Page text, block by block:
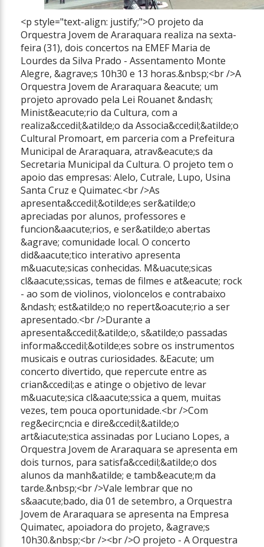
<p style="text-align: justify;">O projeto da
Orquestra Jovem de Araraquara realiza na sexta-
feira (31), dois concertos na EMEF Maria de
Lourdes da Silva Prado - Assentamento Monte
Alegre, &agrave;s 10h30 e 13 horas.&nbsp;<br />A
Orquestra Jovem de Araraquara &eacute; um
projeto aprovado pela Lei Rouanet &ndash;
Minist&eacute;rio da Cultura, com a
realiza&ccedil;&atilde;o da Associa&ccedil;&atilde;o
Cultural Promoart, em parceria com a Prefeitura
Municipal de Araraquara, atrav&eacute;s da
Secretaria Municipal da Cultura. O projeto tem o
apoio das empresas: Alelo, Cutrale, Lupo, Usina
Santa Cruz e Quimatec.<br />As
apresenta&ccedil;&otilde;es ser&atilde;o
apreciadas por alunos, professores e
funcion&aacute;rios, e ser&atilde;o abertas
&agrave; comunidade local. O concerto
did&aacute;tico interativo apresenta
m&uacute;sicas conhecidas. M&uacute;sicas
cl&aacute;ssicas, temas de filmes e at&eacute; rock
- ao som de violinos, violoncelos e contrabaixo
&ndash; est&atilde;o no repert&oacute;rio a ser
apresentado.<br />Durante a
apresenta&ccedil;&atilde;o, s&atilde;o passadas
informa&ccedil;&otilde;es sobre os instrumentos
musicais e outras curiosidades. &Eacute; um
concerto divertido, que repercute entre as
crian&ccedil;as e atinge o objetivo de levar
m&uacute;sica cl&aacute;ssica a quem, muitas
vezes, tem pouca oportunidade.<br />Com
reg&ecirc;ncia e dire&ccedil;&atilde;o
art&iacute;stica assinadas por Luciano Lopes, a
Orquestra Jovem de Araraquara se apresenta em
dois turnos, para satisfa&ccedil;&atilde;o dos
alunos da manh&atilde; e tamb&eacute;m da
tarde.&nbsp;<br />Vale lembrar que no
s&aacute;bado, dia 01 de setembro, a Orquestra
Jovem de Araraquara se apresenta na Empresa
Quimatec, apoiadora do projeto, &agrave;s
10h30.&nbsp;<br /><br />O projeto - A Orquestra